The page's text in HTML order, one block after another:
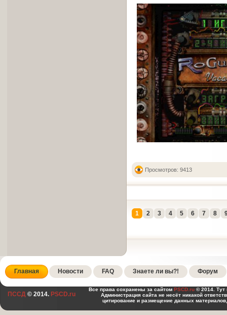
Просмотров: 9413
1 2 3 4 5 6 7 8
Главная Новости FAQ Знаете ли вы?! Форум
ПССД © 2014. PSCD.ru
Все права сохранены за сайтом PSCD.ru © 2014. Тут
Администрация сайта не несёт никакой
цитирование и размещение данных